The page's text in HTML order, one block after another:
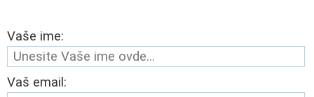
Vaše ime:
Vaš email: